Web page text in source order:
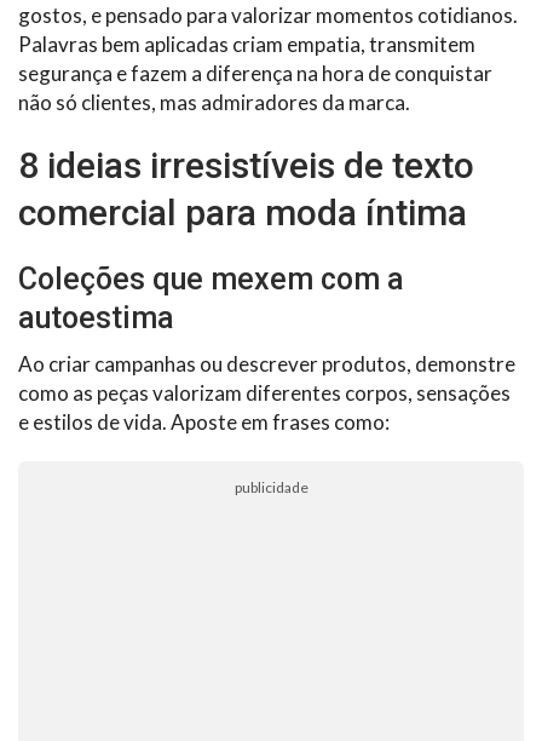
gostos, e pensado para valorizar momentos cotidianos.
Palavras bem aplicadas criam empatia, transmitem
segurança e fazem a diferença na hora de conquistar
não só clientes, mas admiradores da marca.
8 ideias irresistíveis de texto
comercial para moda íntima
Coleções que mexem com a
autoestima
Ao criar campanhas ou descrever produtos, demonstre
como as peças valorizam diferentes corpos, sensações
e estilos de vida. Aposte em frases como:
publicidade